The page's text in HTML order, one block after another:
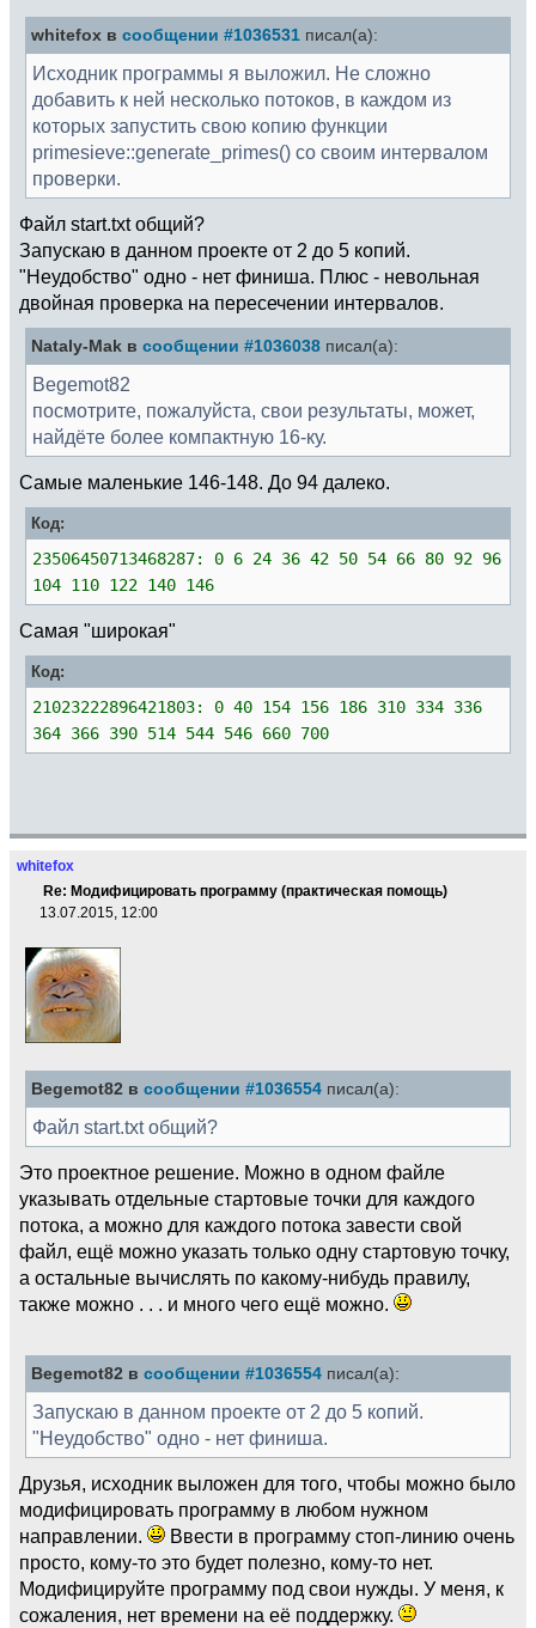
whitefox в сообщении #1036531 писал(а):
Исходник программы я выложил. Не сложно
добавить к ней несколько потоков, в каждом из
которых запустить свою копию функции
primesieve::generate_primes() со своим интервалом
проверки.
Файл start.txt общий?
Запускаю в данном проекте от 2 до 5 копий.
"Неудобство" одно - нет финиша. Плюс - невольная
двойная проверка на пересечении интервалов.
Nataly-Mak в сообщении #1036038 писал(а):
Begemot82
посмотрите, пожалуйста, свои результаты, может,
найдёте более компактную 16-ку.
Самые маленькие 146-148. До 94 далеко.
Код:
23506450713468287: 0 6 24 36 42 50 54 66 80 92 96
104 110 122 140 146
Самая "широкая"
Код:
21023222896421803: 0 40 154 156 186 310 334 336
364 366 390 514 544 546 660 700
whitefox
Re: Модифицировать программу (практическая помощь)
13.07.2015, 12:00
Begemot82 в сообщении #1036554 писал(а):
Файл start.txt общий?
Это проектное решение. Можно в одном файле
указывать отдельные стартовые точки для каждого
потока, а можно для каждого потока завести свой
файл, ещё можно указать только одну стартовую точку,
а остальные вычислять по какому-нибудь правилу,
также можно . . . и много чего ещё можно.
Begemot82 в сообщении #1036554 писал(а):
Запускаю в данном проекте от 2 до 5 копий.
"Неудобство" одно - нет финиша.
Друзья, исходник выложен для того, чтобы можно было
модифицировать программу в любом нужном
направлении.
Ввести в программу стоп-линию очень
просто, кому-то это будет полезно, кому-то нет.
Модифицируйте программу под свои нужды. У меня, к
сожаления, нет времени на её поддержку.